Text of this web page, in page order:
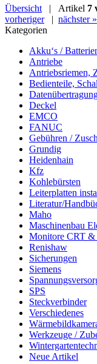
Übersicht| Artikel 7
vorheriger| nächster »
Kategorien
Akku‘s /
Antriebe
Antriebsriemen,
Bedienteile,
Deckel
EMCO
FANUC
Gebühren /
Grundig
Heidenhain
Kfz
Kohlebürsten
Leiterplatten
Literatur/
Maho
Maschinenbau
Monitore CRT
Renishaw
Sicherungen
Siemens
SPS
Steckverbinder
Verschiedenes
Werkzeuge /
Neue Artikel